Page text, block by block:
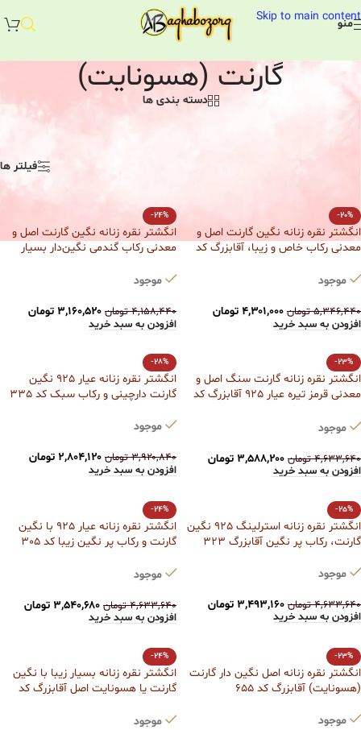
Skip to main content
منو
گارنت (هسونایت)
دسته بندی ها
انگشترهای نقره با نگین گارنت (هسونایت). هسونایت از زیرمجموعه‌های گارنت
فیلتر ها
-20%
انگشتر نقره زنانه نگین گارنت اصل و
معدنی رکاب خاص و زیبا، آقابزرگ کد
موجود
۵,۳۴۶,۴۴۰ تومان ۴,۳۰۱,۰۰۰ تومان
افزودن به سبد خرید
-24%
انگشتر نقره زنانه نگین گارنت اصل و
معدنی رکاب گندمی نگین‌دار بسیار
موجود
۴,۱۵۸,۴۴۰ تومان ۳,۱۶۰,۵۲۰ تومان
افزودن به سبد خرید
-23%
انگشتر نقره زنانه گارنت سنگ اصل و
معدنی قرمز تیره عیار 925 آقابزرگ کد
موجود
۴,۶۳۳,۶۴۰ تومان ۳,۵۸۸,۲۰۰ تومان
افزودن به سبد خرید
-28%
انگشتر نقره زنانه عیار 925 نگین
گارنت دارچینی و رکاب سبک کد 335
موجود
۳,۹۲۰,۸۴۰ تومان ۲,۸۰۴,۱۲۰ تومان
افزودن به سبد خرید
-25%
انگشتر نقره زنانه استرلینگ 925 نگین
گارنت، رکاب پر نگین آقابزرگ 323
موجود
۴,۶۳۳,۶۴۰ تومان ۳,۴۹۳,۱۶۰ تومان
افزودن به سبد خرید
-24%
انگشتر نقره زنانه عیار 925 با نگین
گارنت و رکاب پر نگین زیبا کد 305
موجود
۴,۶۳۳,۶۴۰ تومان ۳,۵۴۰,۶۸۰ تومان
افزودن به سبد خرید
-23%
انگشتر نقره زنانه اصل نگین دار گارنت
(هسونایت) آقابزرگ کد 655
موجود
-24%
انگشتر نقره زنانه بسیار زیبا با نگین
گارنت یا هسونایت اصل آقابزرگ کد
موجود